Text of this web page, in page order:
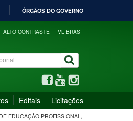
ÓRGÃOS DO GOVERNO
ALTO CONTRASTE VLIBRAS
Editais Licitações
EDUCAÇÃO PROFISSIONAL,